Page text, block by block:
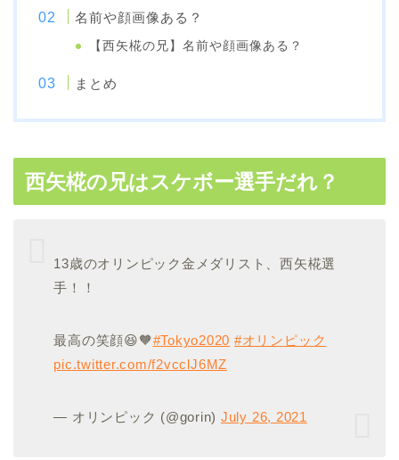
名前や顔画像ある？
【西矢椛の兄】名前や顔画像ある？
まとめ
西矢椛の兄はスケボー選手だれ？
13歳のオリンピック金メダリスト、西矢椛選
手！！
最高の笑顔😆🧡#Tokyo2020 #オリンピック
pic.twitter.com/f2vcclJ6MZ
— オリンピック (@gorin) July 26, 2021